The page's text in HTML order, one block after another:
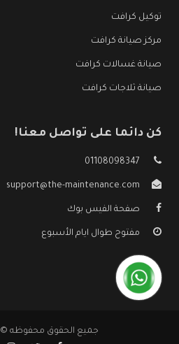
توكيل كرافت
مركز صيانة كرافت
صيانة غسالات كرافت
صيانة ثلاجات كرافت
كن دائما على تواصل معنا!
01108098347
support@the-maintenance.com
صفحة الفيس بوك
مفتوح طوال ايام الأسبوع
جميع الحقوق محفوظه ©